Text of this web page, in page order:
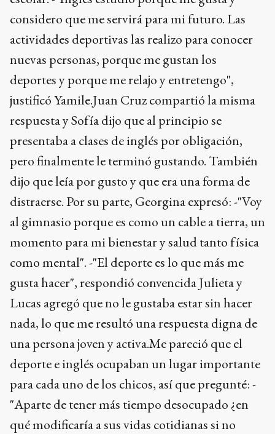
considero que me servirá para mi futuro. Las
actividades deportivas las realizo para conocer
nuevas personas, porque me gustan los
deportes y porque me relajo y entretengo",
justificó Yamile.Juan Cruz compartió la misma
respuesta y Sofía dijo que al principio se
presentaba a clases de inglés por obligación,
pero finalmente le terminó gustando. También
dijo que leía por gusto y que era una forma de
distraerse. Por su parte, Georgina expresó: -"Voy
al gimnasio porque es como un cable a tierra, un
momento para mi bienestar y salud tanto física
como mental". -"El deporte es lo que más me
gusta hacer", respondió convencida Julieta y
Lucas agregó que no le gustaba estar sin hacer
nada, lo que me resultó una respuesta digna de
una persona joven y activa.Me pareció que el
deporte e inglés ocupaban un lugar importante
para cada uno de los chicos, así que pregunté: -
"Aparte de tener más tiempo desocupado ¿en
qué modificaría a sus vidas cotidianas si no